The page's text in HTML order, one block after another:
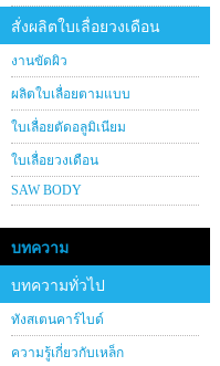
สั่งผลิตใบเลื่อยวงเดือน
งานขัดผิว
ผลิตใบเลื่อยตามแบบ
ใบเลื่อยตัดอลูมิเนียม
ใบเลื่อยวงเดือน
SAW BODY
บทความ
บทความทั่วไป
ทังสเตนคาร์ไบด์
ความรู้เกี่ยวกับเหล็ก